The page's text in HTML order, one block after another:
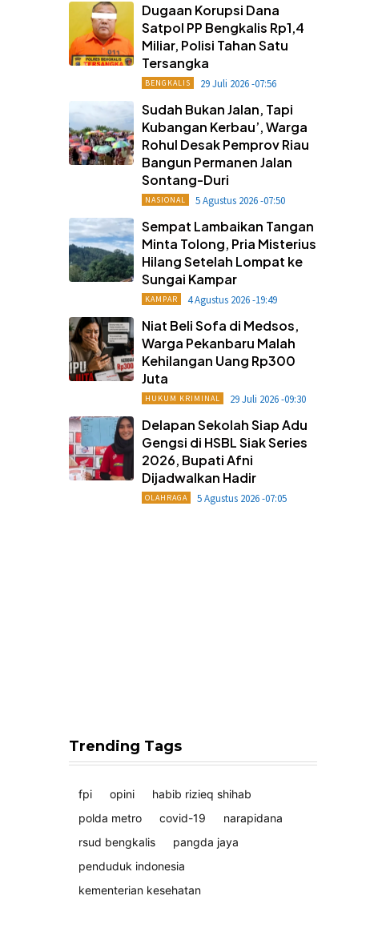
Dugaan Korupsi Dana
Satpol PP Bengkalis Rp1,4
Miliar, Polisi Tahan Satu
Tersangka
BENGKALIS 29 Juli 2026 -07:56
Sudah Bukan Jalan, Tapi
Kubangan Kerbau’, Warga
Rohul Desak Pemprov Riau
Bangun Permanen Jalan
Sontang-Duri
NASIONAL 5 Agustus 2026 -07:50
Sempat Lambaikan Tangan
Minta Tolong, Pria Misterius
Hilang Setelah Lompat ke
Sungai Kampar
KAMPAR 4 Agustus 2026 -19:49
Niat Beli Sofa di Medsos,
Warga Pekanbaru Malah
Kehilangan Uang Rp300
Juta
HUKUM KRIMINAL 29 Juli 2026 -09:30
Delapan Sekolah Siap Adu
Gengsi di HSBL Siak Series
2026, Bupati Afni
Dijadwalkan Hadir
OLAHRAGA 5 Agustus 2026 -07:05
Trending Tags
fpi opini
habib rizieq shihab
polda metro
covid-19
narapidana
rsud bengkalis
pangda jaya
penduduk indonesia
kementerian kesehatan